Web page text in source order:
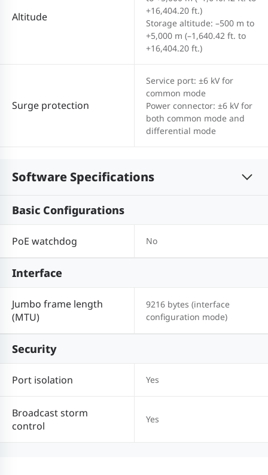
Altitude
+16,404.20 ft.)
Storage altitude: –500 m to
+5,000 m (–1,640.42 ft. to
+16,404.20 ft.)
Surge protection
Service port: ±6 kV for
common mode
Power connector: ±6 kV for
both common mode and
differential mode
Software Specifications
Basic Configurations
PoE watchdog No
Interface
Jumbo frame length
(MTU)
9216 bytes (interface
configuration mode)
Security
Port isolation Yes
Broadcast storm
control
Yes